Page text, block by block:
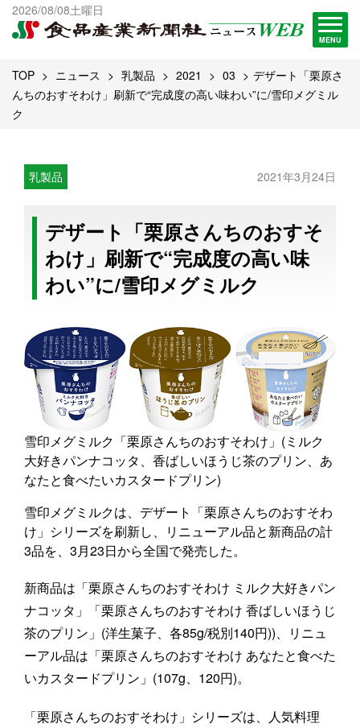
2026/08/08土曜日
MENU
出版物一覧へ
試読・購読申し込み
TOP ニュース 乳製品 2021 03
デザート「栗原さ
んちのおすそわけ」刷新で“完成度の高い味わい”に/雪印メグミル
ク
乳製品 2021年3月24日
デザート「栗原さんちのおすそ
わけ」刷新で“完成度の高い味
わい”に/雪印メグミルク
雪印メグミルク「栗原さんちのおすそわけ」(ミルク
大好きパンナコッタ、香ばしいほうじ茶のプリン、あ
なたと食べたいカスタードプリン)
雪印メグミルクは、デザート「栗原さんちのおすそわ
け」シリーズを刷新し、リニューアル品と新商品の計
3品を、3月23日から全国で発売した。
新商品は「栗原さんちのおすそわけ ミルク大好きパン
ナコッタ」「栗原さんちのおすそわけ 香ばしいほうじ
茶のプリン」(洋生菓子、各85g/税別140円))、リニュ
ーアル品は「栗原さんちのおすそわけ あなたと食べた
いカスタードプリン」(107g、120円)。
「栗原さんちのおすそわけ」シリーズは、人気料理